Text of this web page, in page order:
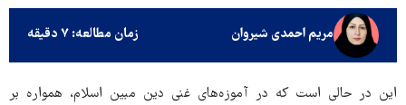
مریم احمدی شیروان زمان مطالعه: ۷ دقیقه
این در حالی است که در آموزه‌های غنی دین مبین اسلام، همواره بر